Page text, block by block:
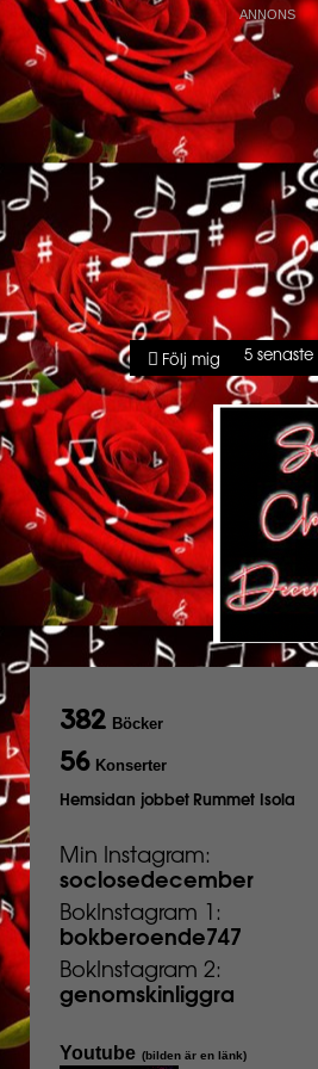
Följ mig 5 senaste
382 Böcker
56 Konserter
Hemsidan jobbet Rummet Isola
Min Instagram:
soclosedecember
BokInstagram 1:
bokberoende747
BokInstagram 2:
genomskinliggra
Youtube (bilden är en länk)